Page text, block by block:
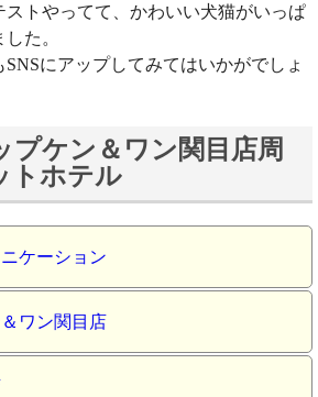
トやってて、かわいい犬猫がいっぱ
た。
にアップしてみてはいかがでしょ
プケン＆ワン関目店周
トホテル
ケーション
ワン関目店